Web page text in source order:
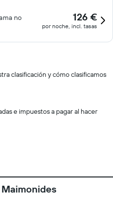
no
126 €
por noche, incl. tasas
clasificación y cómo clasificamos
e impuestos a pagar al hacer